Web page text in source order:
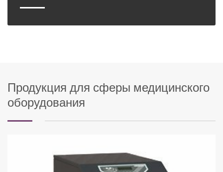
Продукция для сферы медицинского
оборудования